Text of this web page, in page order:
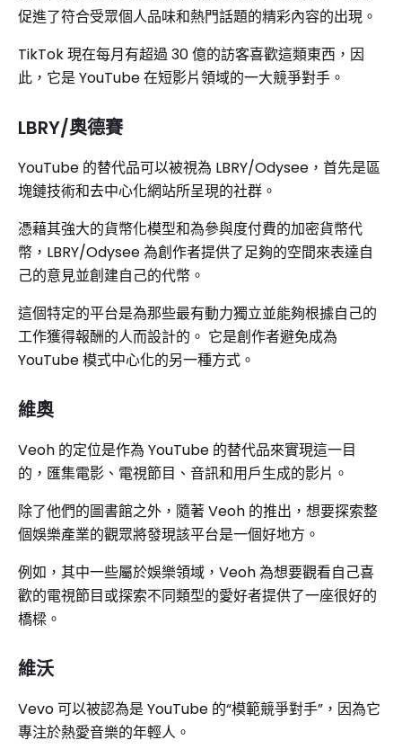
促進了符合受眾個人品味和熱門話題的精彩內容的出現。
TikTok 現在每月有超過 30 億的訪客喜歡這類東西，因
此，它是 YouTube 在短影片領域的一大競爭對手。
LBRY/奧德賽
YouTube 的替代品可以被視為 LBRY/Odysee，首先是區
塊鏈技術和去中心化網站所呈現的社群。
憑藉其強大的貨幣化模型和為參與度付費的加密貨幣代
幣，LBRY/Odysee 為創作者提供了足夠的空間來表達自
己的意見並創建自己的代幣。
這個特定的平台是為那些最有動力獨立並能夠根據自己的
工作獲得報酬的人而設計的。 它是創作者避免成為
YouTube 模式中心化的另一種方式。
維奧
Veoh 的定位是作為 YouTube 的替代品來實現這一目
的，匯集電影、電視節目、音訊和用戶生成的影片。
除了他們的圖書館之外，隨著 Veoh 的推出，想要探索整
個娛樂產業的觀眾將發現該平台是一個好地方。
例如，其中一些屬於娛樂領域，Veoh 為想要觀看自己喜
歡的電視節目或探索不同類型的愛好者提供了一座很好的
橋樑。
維沃
Vevo 可以被認為是 YouTube 的“模範競爭對手”，因為它
專注於熱愛音樂的年輕人。